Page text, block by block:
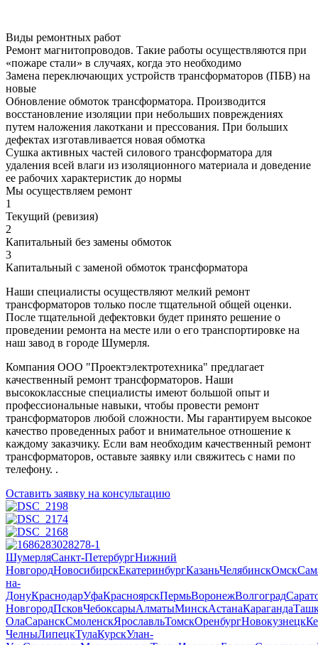
Виды ремонтных работ
Ремонт магнитопроводов. Такие работы осуществляются при
«пожаре стали» в случаях, когда это необходимо
Замена переключающих устройств трансформаторов (ПБВ) на
новые
Обновление обмоток трансформатора. Производится
восстановление изоляции при небольших повреждениях
путем наложения лакоткани и прессования. При больших
дефектах изготавливается новая обмотка
Сушка активных частей силового трансформатора для
удаления всей влаги из изоляционного материала и доведение
ее рабочих характеристик до нормы
Мы осуществляем ремонт
1
Текущий (ревизия)
2
Капитальный без замены обмоток
3
Капитальный с заменой обмоток трансформатора
Наши специалисты осуществляют мелкий ремонт
трансформаторов только после тщательной общей оценки.
После тщательной дефектовки будет принято решение о
проведении ремонта на месте или о его транспортировке на
наш завод в городе Шумерля.
Компания ООО "Проектэлектротехника" предлагает
качественный ремонт трансформаторов. Наши
высококлассные специалисты имеют большой опыт и
профессиональные навыки, чтобы провести ремонт
трансформаторов любой сложности. Мы гарантируем высокое
качество проведенных работ и внимательное отношение к
каждому заказчику. Если вам необходим качественный ремонт
трансформаторов, оставьте заявку или свяжитесь с нами по
телефону. .
Оставить заявку на консультацию
ШумерляСанкт-ПетербургНижний
НовгородНовосибирскЕкатеринбургКазаньЧелябинскОмск
на-
ДонуКраснодарУфаКрасноярскПермьВоронежВолгоград
НовгородПсковЧебоксарыАлматыМинскАстанаКараганда
ОлаСаранскСмоленскЯрославльТомскОренбургНовокузнецк
ЧелныЛипецкТулаКурскУлан-